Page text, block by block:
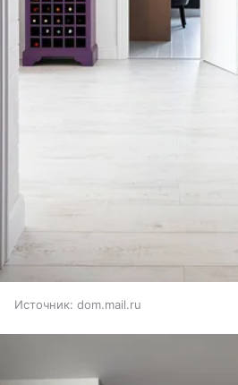
Источник: dom.mail.ru